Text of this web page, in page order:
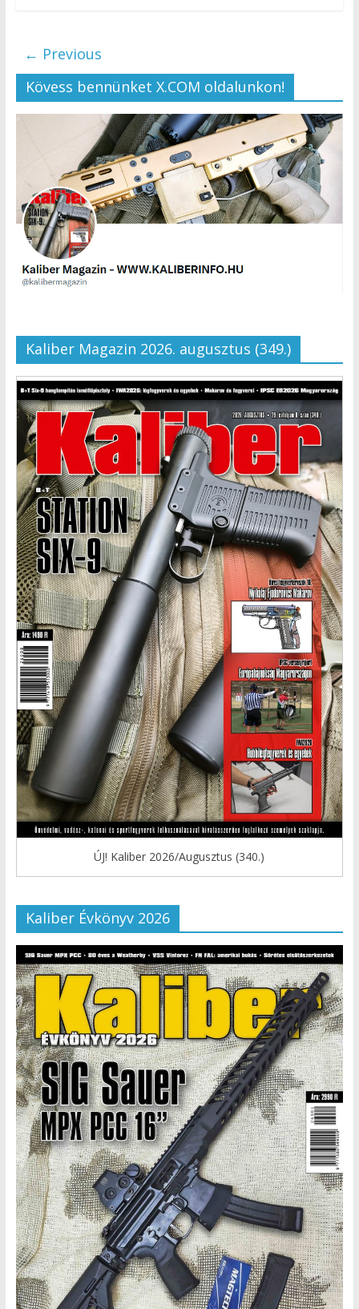
← Previous
Kövess bennünket X.COM oldalunkon!
Kaliber Magazin 2026. augusztus (349.)
ÚJ! Kaliber 2026/Augusztus (340.)
Kaliber Évkönyv 2026